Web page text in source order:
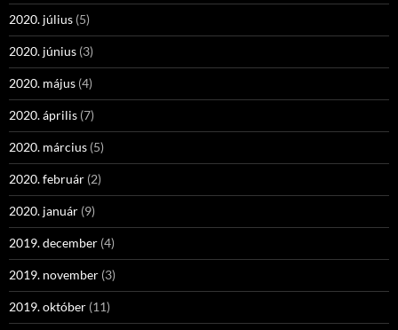
2020. július (5)
2020. június (3)
2020. május (4)
2020. április (7)
2020. március (5)
2020. február (2)
2020. január (9)
2019. december (4)
2019. november (3)
2019. október (11)